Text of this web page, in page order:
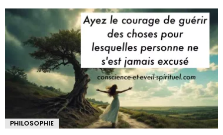
PHILOSOPHIE